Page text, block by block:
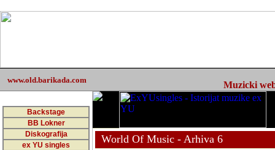
www.old.barikada.com Muzicki
Backstage
BB Lokner
Diskografija
ex YU singles
World Of Music - Arhiva 6